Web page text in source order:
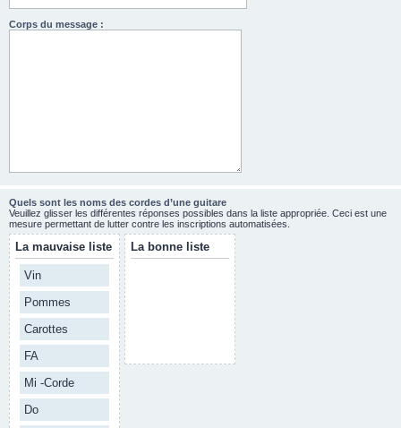
Corps du message :
Quels sont les noms des cordes d’une guitare
Veuillez glisser les différentes réponses possibles dans la liste appropriée. Ceci est une
mesure permettant de lutter contre les inscriptions automatisées.
La mauvaise liste
Vin
Pommes
Carottes
FA
Mi -Corde
Do
La bonne liste